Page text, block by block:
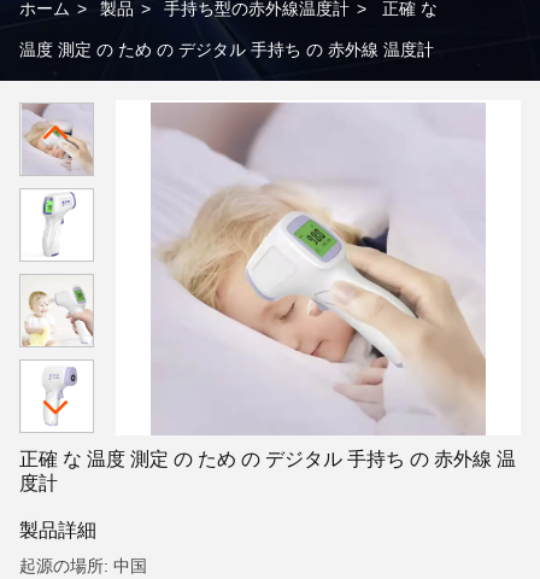
ホーム > 製品 > 手持ち型の赤外線温度計 > 正確 な
温度 測定 の ため の デジタル 手持ち の 赤外線 温度計
正確 な 温度 測定 の ため の デジタル 手持ち の 赤外線 温
度計
製品詳細
起源の場所: 中国